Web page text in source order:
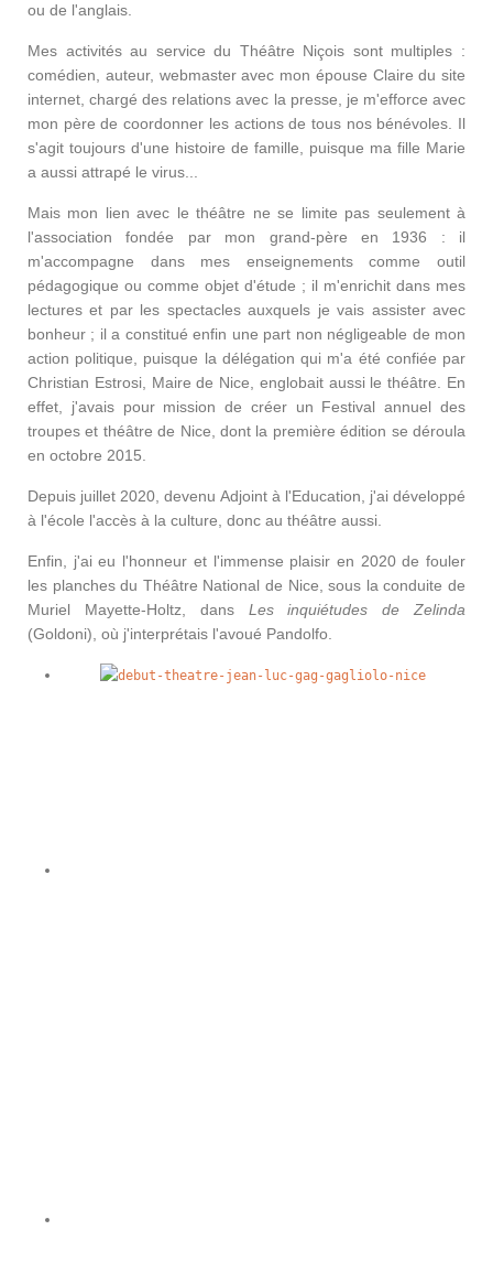
ou de l'anglais.
Mes activités au service du Théâtre Niçois sont multiples :
comédien, auteur, webmaster avec mon épouse Claire du site
internet, chargé des relations avec la presse, je m'efforce avec
mon père de coordonner les actions de tous nos bénévoles. Il
s'agit toujours d'une histoire de famille, puisque ma fille Marie
a aussi attrapé le virus...
Mais mon lien avec le théâtre ne se limite pas seulement à
l'association fondée par mon grand-père en 1936 : il
m'accompagne dans mes enseignements comme outil
pédagogique ou comme objet d'étude ; il m'enrichit dans mes
lectures et par les spectacles auxquels je vais assister avec
bonheur ; il a constitué enfin une part non négligeable de mon
action politique, puisque la délégation qui m'a été confiée par
Christian Estrosi, Maire de Nice, englobait aussi le théâtre. En
effet, j'avais pour mission de créer un Festival annuel des
troupes et théâtre de Nice, dont la première édition se déroula
en octobre 2015.
Depuis juillet 2020, devenu Adjoint à l'Education, j'ai développé
à l'école l'accès à la culture, donc au théâtre aussi.
Enfin, j'ai eu l'honneur et l'immense plaisir en 2020 de fouler
les planches du Théâtre National de Nice, sous la conduite de
Muriel Mayette-Holtz, dans Les inquiétudes de Zelinda
(Goldoni), où j'interprétais l'avoué Pandolfo.